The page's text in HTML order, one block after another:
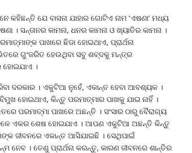
କହିଛନ୍ତି ଯେ ବାସନା ଯାହାର ଗୋଟିଏ ନାମ ‘ଏଷଣା’ ମଧ୍ୟ
ସନ୍ତାନର କାମନା, ଧନର କାମନା ଓ ଖ୍ୟାତିର କାମନା ।
ପାଖରେ ଛିଡା ହୋଇଥାଏ, ପ୍ରାର୍ଥନା
ଗୁଂଜରିତ ହେଉଥିବା ସବୁ ଶବ୍ଦକୁ ମନ୍ତ୍ର
।
ଦରକାର । ଏକୁଟିଆ ନୁହେଁ, ଏକାନ୍ତ ହେବା ଆବଶ୍ୟକ ।
ହୋଇଥାଏ, କିନ୍ତୁ ପରମାତ୍ମାର ପାଖକୁ ଯାଇ ନାହିଁ ।
ପରମାତ୍ମା ପାଖରେ ଅଛନ୍ତି । ସଂସାର ଠାରୁ ବୈରାଗ୍ୟ
ଏକର ଶେଷ ହୋଇଯାଏ । ଆପଣ ଏକୁଟିଆ ଅଛନ୍ତି କିନ୍ତୁ
ଜୀବନରେ ଏକାନ୍ତ ଆସିଯାଇଛି । ସେଥିପାଇଁ
। ତେଣୁ ପ୍ରାର୍ଥନା କରନ୍ତୁ, କାରଣ ଜୀବନରେ ଶାନ୍ତିର